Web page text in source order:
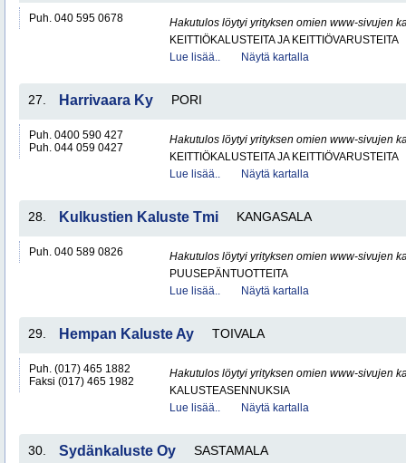
Puh. 040 595 0678
Hakutulos löytyi yrityksen omien www-sivujen
KEITTIÖKALUSTEITA JA KEITTIÖVARUSTEITA
Lue lisää..
Näytä kartalla
27. Harrivaara Ky PORI
Puh. 0400 590 427
Puh. 044 059 0427
Hakutulos löytyi yrityksen omien www-sivujen
KEITTIÖKALUSTEITA JA KEITTIÖVARUSTEITA
Lue lisää..
Näytä kartalla
28. Kulkustien Kaluste Tmi KANGASALA
Puh. 040 589 0826
Hakutulos löytyi yrityksen omien www-sivujen
PUUSEPÄNTUOTTEITA
Lue lisää..
Näytä kartalla
29. Hempan Kaluste Ay TOIVALA
Puh. (017) 465 1882
Faksi (017) 465 1982
Hakutulos löytyi yrityksen omien www-sivujen
KALUSTEASENNUKSIA
Lue lisää..
Näytä kartalla
30. Sydänkaluste Oy SASTAMALA